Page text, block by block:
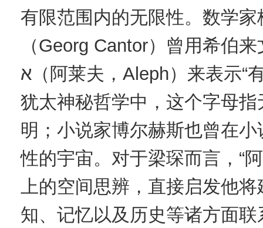
有限范围内的无限性。数学家
（Georg Cantor）曾用希伯
א（阿莱夫，Aleph）来表示“有限的无穷集合”；在
犹太神秘哲学中，这个字母
明；小说家博尔赫斯也曾在
性的宇宙。对于梁琛而言，“
上的空间思辨，直接启发他
知、记忆以及历史等诸方面